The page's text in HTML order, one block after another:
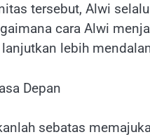
tersebut, Alwi
cara Alwi
lebih
Depan
sebatas